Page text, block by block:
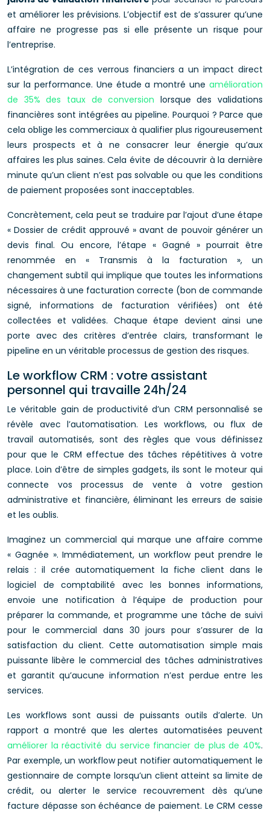
et améliorer les prévisions. L’objectif est de s’assurer qu’une
affaire ne progresse pas si elle présente un risque pour
l’entreprise.
L’intégration de ces verrous financiers a un impact direct
sur la performance. Une étude a montré une amélioration
de 35% des taux de conversion lorsque des validations
financières sont intégrées au pipeline. Pourquoi ? Parce que
cela oblige les commerciaux à qualifier plus rigoureusement
leurs prospects et à ne consacrer leur énergie qu’aux
affaires les plus saines. Cela évite de découvrir à la dernière
minute qu’un client n’est pas solvable ou que les conditions
de paiement proposées sont inacceptables.
Concrètement, cela peut se traduire par l’ajout d’une étape
« Dossier de crédit approuvé » avant de pouvoir générer un
devis final. Ou encore, l’étape « Gagné » pourrait être
renommée en « Transmis à la facturation », un
changement subtil qui implique que toutes les informations
nécessaires à une facturation correcte (bon de commande
signé, informations de facturation vérifiées) ont été
collectées et validées. Chaque étape devient ainsi une
porte avec des critères d’entrée clairs, transformant le
pipeline en un véritable processus de gestion des risques.
Le workflow CRM : votre assistant
personnel qui travaille 24h/24
Le véritable gain de productivité d’un CRM personnalisé se
révèle avec l’automatisation. Les workflows, ou flux de
travail automatisés, sont des règles que vous définissez
pour que le CRM effectue des tâches répétitives à votre
place. Loin d’être de simples gadgets, ils sont le moteur qui
connecte vos processus de vente à votre gestion
administrative et financière, éliminant les erreurs de saisie
et les oublis.
Imaginez un commercial qui marque une affaire comme
« Gagnée ». Immédiatement, un workflow peut prendre le
relais : il crée automatiquement la fiche client dans le
logiciel de comptabilité avec les bonnes informations,
envoie une notification à l’équipe de production pour
préparer la commande, et programme une tâche de suivi
pour le commercial dans 30 jours pour s’assurer de la
satisfaction du client. Cette automatisation simple mais
puissante libère le commercial des tâches administratives
et garantit qu’aucune information n’est perdue entre les
services.
Les workflows sont aussi de puissants outils d’alerte. Un
rapport a montré que les alertes automatisées peuvent
améliorer la réactivité du service financier de plus de 40%.
Par exemple, un workflow peut notifier automatiquement le
gestionnaire de compte lorsqu’un client atteint sa limite de
crédit, ou alerter le service recouvrement dès qu’une
facture dépasse son échéance de paiement. Le CRM cesse